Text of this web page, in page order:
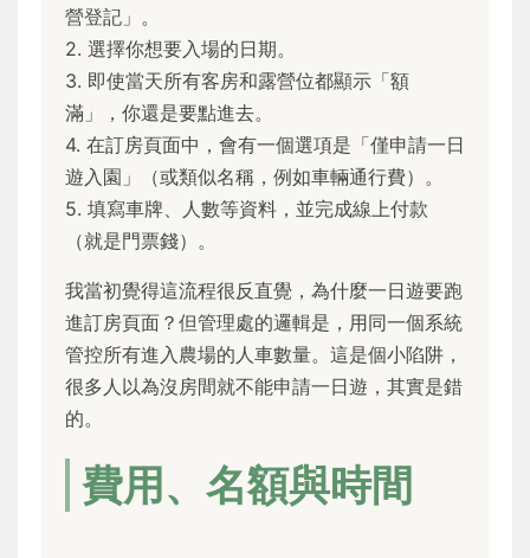
營登記」。
2. 選擇你想要入場的日期。
3. 即使當天所有客房和露營位都顯示「額
滿」，你還是要點進去。
4. 在訂房頁面中，會有一個選項是「僅申請一日
遊入園」（或類似名稱，例如車輛通行費）。
5. 填寫車牌、人數等資料，並完成線上付款
（就是門票錢）。
我當初覺得這流程很反直覺，為什麼一日遊要跑
進訂房頁面？但管理處的邏輯是，用同一個系統
管控所有進入農場的人車數量。這是個小陷阱，
很多人以為沒房間就不能申請一日遊，其實是錯
的。
費用、名額與時間